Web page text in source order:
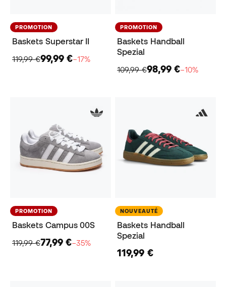
PROMOTION
Baskets Superstar II
119,99 €99,99 €−17%
PROMOTION
Baskets Handball
Spezial
109,99 €98,99 €−10%
PROMOTION
Baskets Campus 00S
119,99 €77,99 €−35%
NOUVEAUTÉ
Baskets Handball
Spezial
119,99 €